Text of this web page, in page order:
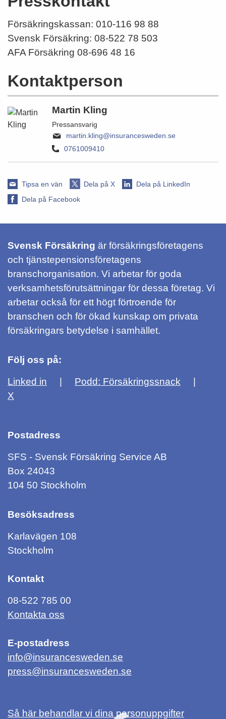
Försäkringskassan: 010-116 98 88
Svensk Försäkring: 08-522 78 503
AFA Försäkring 08‑696 48 16
Kontaktperson
Martin Kling
Pressansvarig
martin.kling@insurancesweden.se
0761009410
Tipsa en vän Dela på X
Dela på LinkedIn
Dela på Facebook
Svensk Försäkring är försäkringsföretagens
och tjänstepensionsföretagens
branschorganisation. Vi arbetar för goda
verksamhetsförutsättningar för dessa företag. Vi
arbetar också för ett högt förtroende för
branschen och för ökad kunskap om privata
försäkringars betydelse i samhället.
Följ oss på:
Linked in
Podd: Försäkringssnack
X
Postadress
SFS - Svensk Försäkring Service AB
Box 24043
104 50 Stockholm
Besöksadress
Karlavägen 108
Stockholm
Kontakt
08-522 785 00
Kontakta oss
E-postadress
info@insurancesweden.se
press@insurancesweden.se
Så här behandlar vi dina personuppgifter